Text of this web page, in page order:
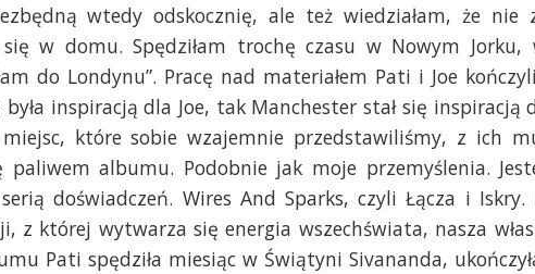
wtedy odskocznię, ale też wiedziałam, że nie
w domu. Spędziłam trochę czasu w Nowym Jorku,
do Londynu”. Pracę nad materiałem Pati i Joe
była inspiracją dla Joe, tak Manchester stał się inspiracją
które sobie wzajemnie przedstawiliśmy, z ich
paliwem albumu. Podobnie jak moje przemyślenia.
doświadczeń. Wires And Sparks, czyli Łącza i
z której wytwarza się energia wszechświata, nasza
Pati spędziła miesiąc w Świątyni Sivananda,